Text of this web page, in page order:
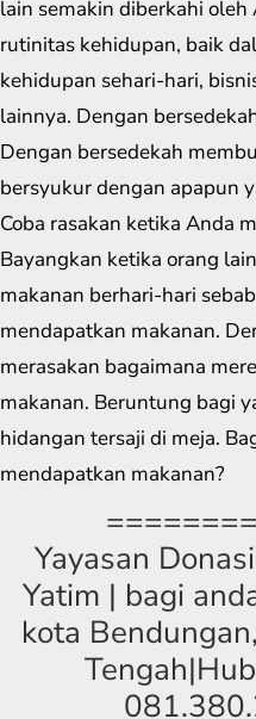
lain semakin diberkahi
rutinitas kehidupan, baik
kehidupan sehari-hari,
lainnya. Dengan
Dengan bersedekah
bersyukur dengan apapun
Coba rasakan ketika Anda
Bayangkan ketika orang
makanan berhari-hari
mendapatkan makanan.
merasakan bagaimana
makanan. Beruntung bagi
hidangan tersaji di meja.
mendapatkan makanan?
Yayasan
Yatim | bagi
kota